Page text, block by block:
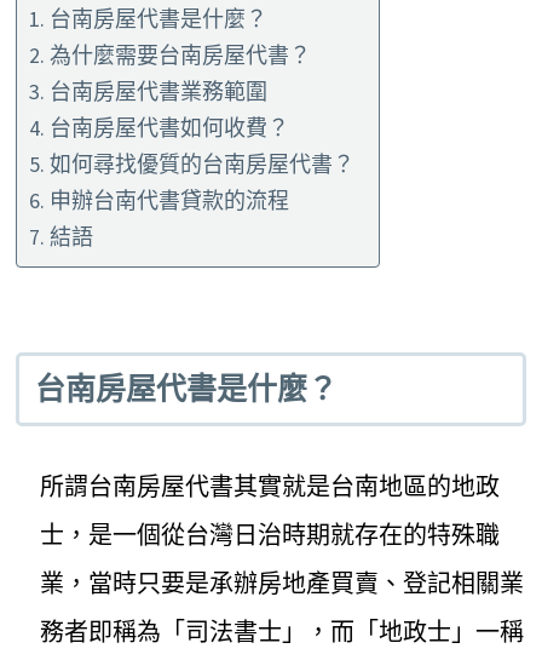
台南房屋代書是什麼？
為什麼需要台南房屋代書？
台南房屋代書業務範圍
台南房屋代書如何收費？
如何尋找優質的台南房屋代書？
申辦台南代書貸款的流程
結語
台南房屋代書是什麼？
所謂台南房屋代書其實就是台南地區的地政
士，是一個從台灣日治時期就存在的特殊職
業，當時只要是承辦房地產買賣、登記相關業
務者即稱為「司法書士」，而「地政士」一稱